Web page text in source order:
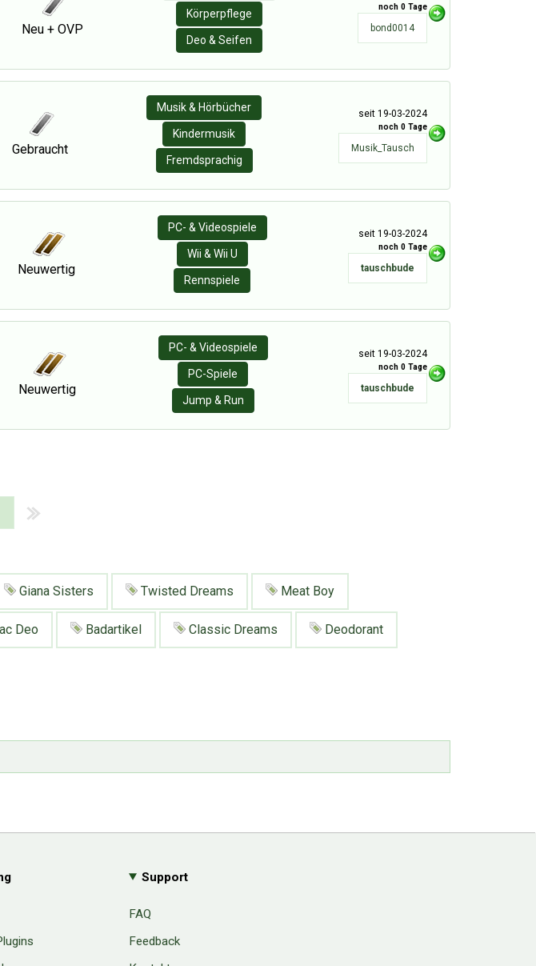
Neu + OVP
Körperpflege
Deo & Seifen
noch 0 Tage
bond0014
Gebraucht
Musik & Hörbücher
Kindermusik
Fremdsprachig
seit 19-03-2024
noch 0 Tage
Musik_Tausch
Neuwertig
PC- & Videospiele
Wii & Wii U
Rennspiele
seit 19-03-2024
noch 0 Tage
tauschbude
Neuwertig
PC- & Videospiele
PC-Spiele
Jump & Run
seit 19-03-2024
noch 0 Tage
tauschbude
Giana Sisters Twisted Dreams Meat Boy
Deo Badartikel Classic Dreams Deodorant
Support
FAQ
Feedback